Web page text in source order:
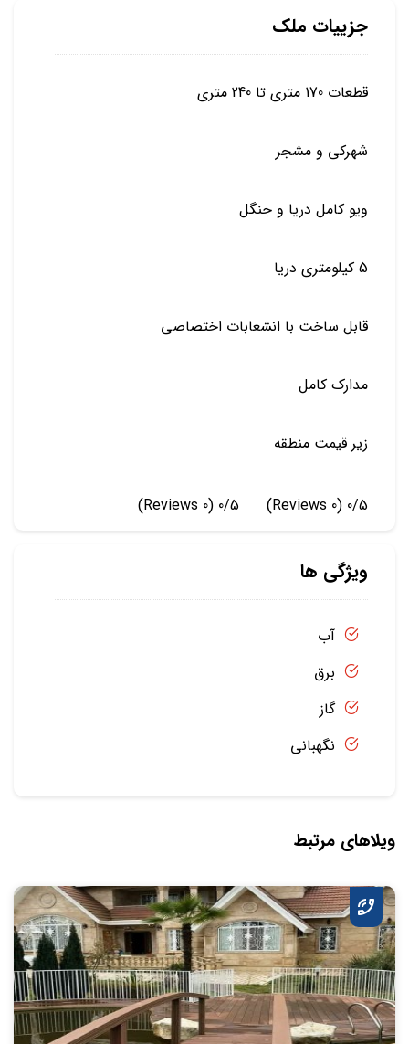
جزییات ملک
قطعات 170 متری تا 240 متری
شهرکی و مشجر
ویو کامل دریا و جنگل
5 کیلومتری دریا
قابل ساخت با انشعابات اختصاصی
مدارک کامل
زیر قیمت منطقه
0/5
(0 Reviews)
0/5
(0 Reviews)
ویژگی ها
آب
برق
گاز
نگهبانی
ویلاهای مرتبط